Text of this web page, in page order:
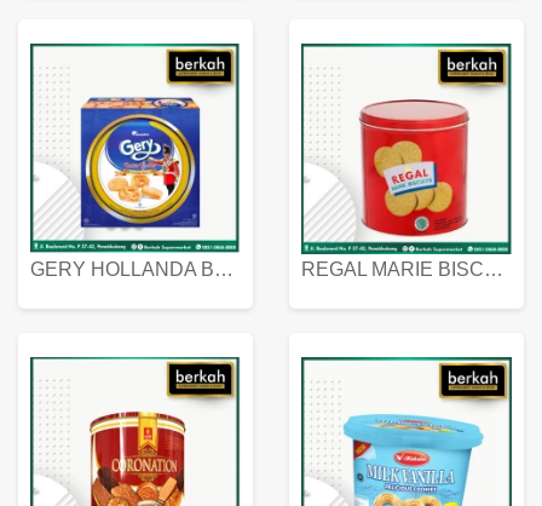
GERY HOLLANDA BUTTER COOKIES 450 GRAM REGAL MARIE BISCUIT KALENG 550 GRAM